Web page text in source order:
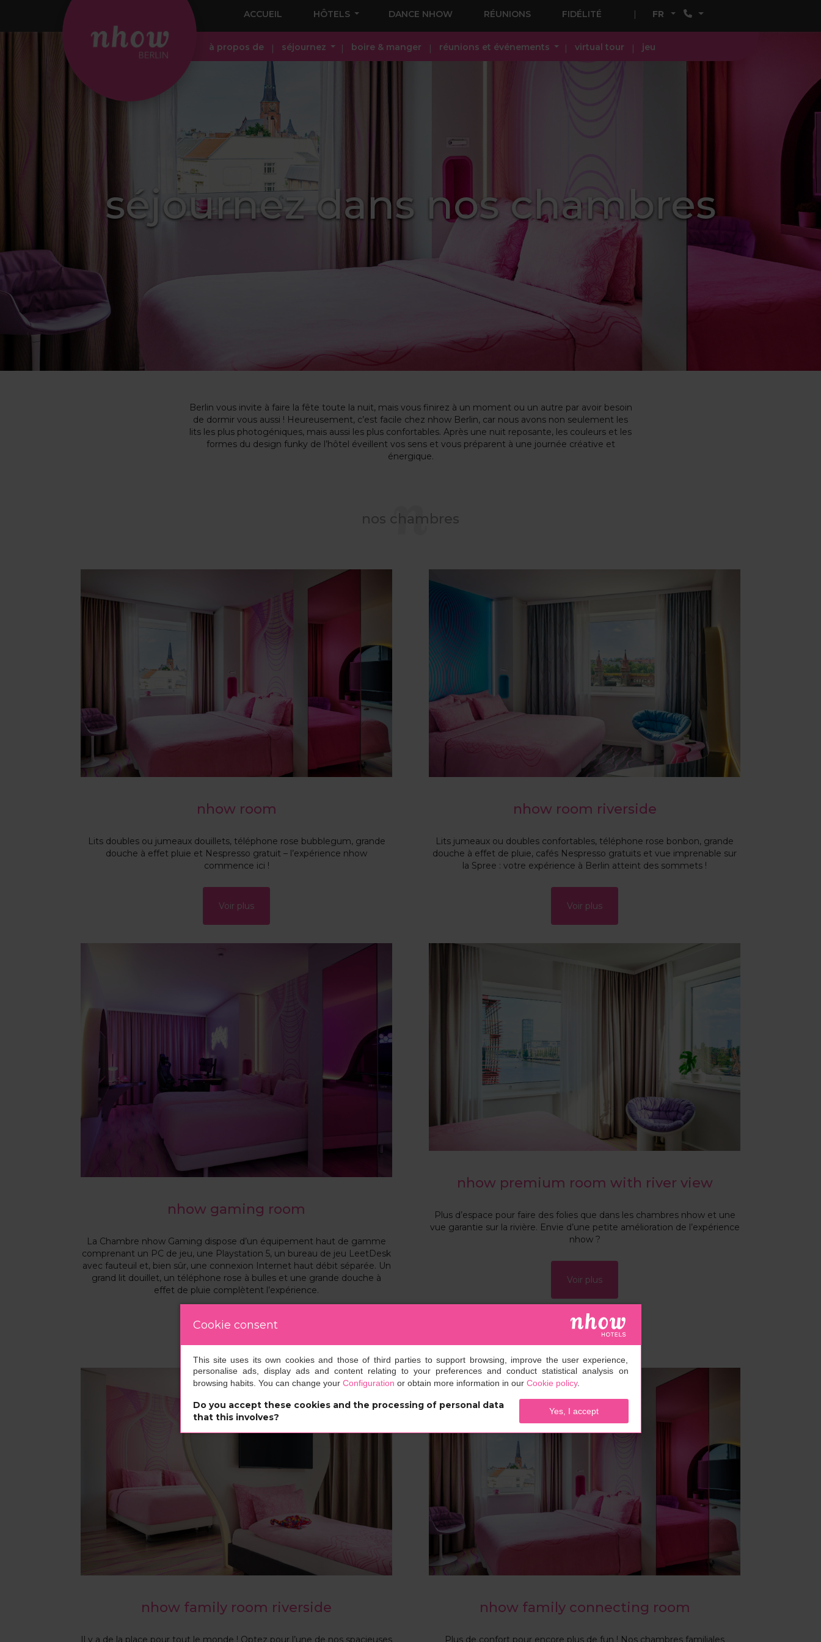
ACCUEIL HÔTELS DANCE NHOW RÉUNIONS FIDÉLITÉ FR
à propos de séjournez boire & manger réunions et événements virtual tour jeu
séjournez dans nos chambres
Berlin vous invite à faire la fête toute la nuit, mais vous finirez à un moment ou un autre par avoir besoin
de dormir vous aussi ! Heureusement, c’est facile chez nhow Berlin, car nous avons non seulement les
lits les plus photogéniques, mais aussi les plus confortables. Après une nuit reposante, les couleurs et les
formes du design funky de l’hôtel éveillent vos sens et vous préparent à une journée créative et
énergique.
nos chambres
nhow room
Lits doubles ou jumeaux douillets, téléphone rose bubblegum, grande
douche à effet pluie et Nespresso gratuit – l’expérience nhow
commence ici !
Voir plus
nhow room riverside
Lits jumeaux ou doubles confortables, téléphone rose bonbon, grande
douche à effet de pluie, cafés Nespresso gratuits et vue imprenable sur
la Spree : votre expérience à Berlin atteint des sommets !
Voir plus
nhow gaming room
La Chambre nhow Gaming dispose d’un équipement haut de gamme
comprenant un PC de jeu, une Playstation 5, un bureau de jeu LeetDesk
avec fauteuil et, bien sûr, une connexion Internet haut débit séparée. Un
grand lit douillet, un téléphone rose à bulles et une grande douche à
effet de pluie complètent l’expérience.
Voir plus
nhow premium room with river view
Plus d’espace pour faire des folies que dans les chambres nhow et une
vue garantie sur la rivière. Envie d’une petite amélioration de l’expérience
nhow ?
Voir plus
nhow family room riverside
Il y a de la place pour tout le monde ! Optez pour l’une de nos spacieuses
nhow family connecting room
Plus de confort pour encore plus de fun ! Nos chambres familiales
Cookie consent
This site uses its own cookies and those of third parties to support browsing, improve the user experience,
personalise ads, display ads and content relating to your preferences and conduct statistical analysis on
browsing habits. You can change your Configuration or obtain more information in our Cookie policy.
Do you accept these cookies and the processing of personal data
that this involves?
Yes, I accept